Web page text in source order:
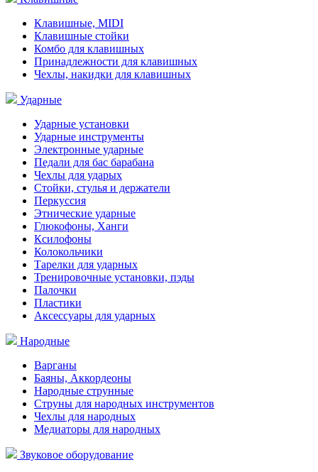
Клавишные, MIDI
Клавишные стойки
Комбо для клавишных
Принадлежности для клавишных
Чехлы, накидки для клавишных
Ударные
Ударные установки
Ударные инструменты
Электронные ударные
Педали для бас барабана
Чехлы для ударых
Стойки, стулья и держатели
Перкуссия
Этнические ударные
Глюкофоны, Ханги
Ксилофоны
Колокольчики
Тарелки для ударных
Тренировочные установки, пэды
Палочки
Пластики
Аксессуары для ударных
Народные
Варганы
Баяны, Аккордеоны
Народные струнные
Струны для народных инструментов
Чехлы для народных
Медиаторы для народных
Звуковое оборудование